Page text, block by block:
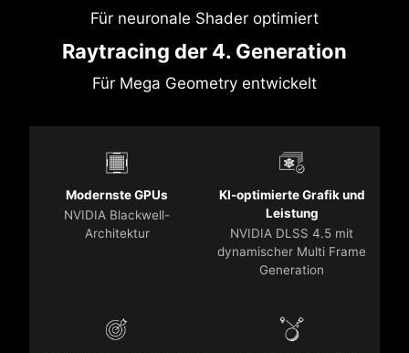
Für neuronale Shader optimiert
Raytracing der 4. Generation
Für Mega Geometry entwickelt
Modernste GPUs
NVIDIA Blackwell-
Architektur
KI-optimierte Grafik und
Leistung
NVIDIA DLSS 4.5 mit
dynamischer Multi Frame
Generation